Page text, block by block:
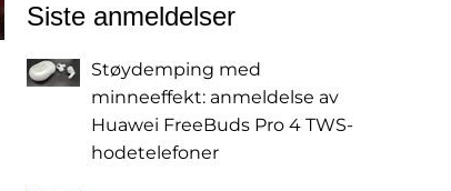
Siste anmeldelser
Støydemping med
minneeffekt: anmeldelse av
Huawei FreeBuds Pro 4 TWS-
hodetelefoner